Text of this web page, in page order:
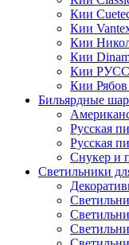
Кии
Кии
Кии
Кии
Кии
Кии
Бильярдные
Русская
Русская
Снукер и
Светильники